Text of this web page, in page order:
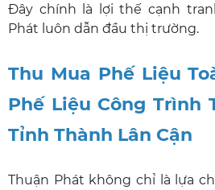
Đây chính là lợi thế cạnh
Phát luôn dẫn đầu thị trường.
Thu Mua Phế Liệu
Phế Liệu Công Trình
Tỉnh Thành Lân Cận
Thuận Phát không chỉ là lựa